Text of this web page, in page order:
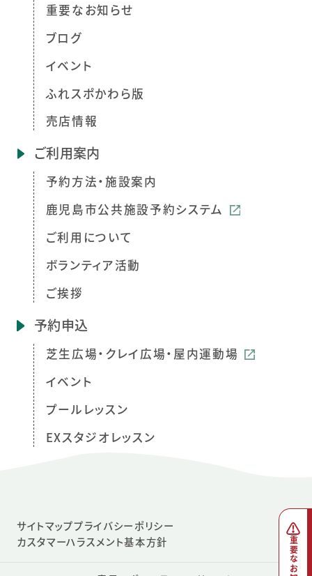
重要なお知らせ
ブログ
イベント
ふれスポかわら版
売店情報
ご利用案内
予約方法・施設案内
鹿児島市公共施設予約システム
ご利用について
ボランティア活動
ご挨拶
予約申込
芝生広場・クレイ広場・屋内運動場
イベント
プールレッスン
EXスタジオレッスン
サイトマッププライバシーポリシー
カスタマーハラスメント基本方針